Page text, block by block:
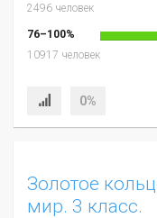
2496 человек
76–100%
10917 человек
0%
Золотое
мир. 3 класс.